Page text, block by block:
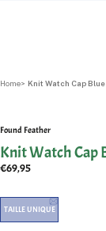
Home Knit Watch Cap Blue
Found Feather
Knit Watch Cap
€69,95
TAILLE UNIQUE